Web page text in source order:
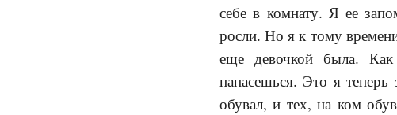
себе в комнату. Я ее
росли. Но я к тому
еще девочкой была. Как
напасешься. Это я теперь
обувал, и тех, на ком